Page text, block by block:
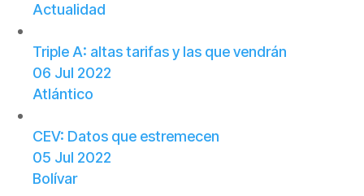
Actualidad
Triple A: altas tarifas y las que vendrán
06 Jul 2022
Atlántico
CEV: Datos que estremecen
05 Jul 2022
Bolívar